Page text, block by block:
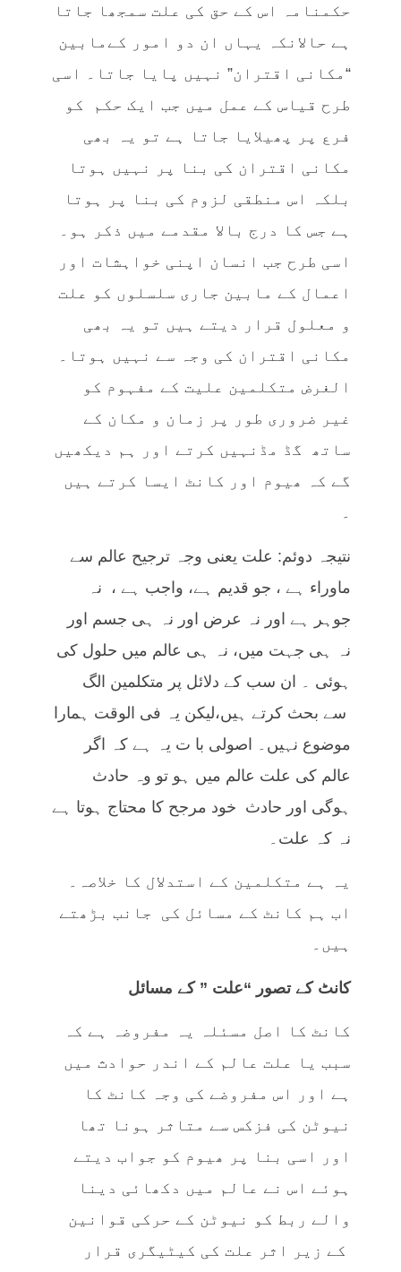
حکمنامہ اس کے حق کی علت سمجھا جاتا
ہے حالانکہ یہاں ان دو امور کےمابین
“مکانی اقتران” نہیں پایا جاتا۔ اسی
طرح قیاس کے عمل میں جب ایک حکم کو
فرع پر پھیلایا جاتا ہے تو یہ بھی
مکانی اقتران کی بنا پر نہیں ہوتا
بلکہ اس منطقی لزوم کی بنا پر ہوتا
ہے جس کا درج بالا مقدمے میں ذکر ہو۔
اسی طرح جب انسان اپنی خواہشات اور
اعمال کے مابین جاری سلسلوں کو علت
و معلول قرار دیتے ہیں تو یہ بھی
مکانی اقتران کی وجہ سے نہیں ہوتا۔
الغرض متکلمین علیت کے مفہوم کو
غیر ضروری طور پر زمان و مکان کے
ساتھ گڈ مڈنہیں کرتے اور ہم دیکھیں
گے کہ ھیوم اور کانٹ ایسا کرتے ہیں
۔
نتیجہ دوئم: علت یعنی وجہ ترجیح عالم سے
ماوراء ہے ، جو قدیم ہے، واجب ہے ، نہ
جوہر ہے اور نہ عرض اور نہ ہی جسم اور
نہ ہی جہت میں، نہ ہی عالم میں حلول کی
ہوئی ۔ ان سب کے دلائل پر متکلمین الگ
سے بحث کرتے ہیں،لیکن یہ فی الوقت ہمارا
موضوع نہیں۔ اصولی با ت یہ ہے کہ اگر
عالم کی علت عالم میں ہو تو وہ حادث
ہوگی اور حادث خود مرجح کا محتاج ہوتا ہے
نہ کہ علت۔
یہ ہے متکلمین کے استدلال کا خلاصہ۔
اب ہم کانٹ کے مسائل کی جانب بڑھتے
ہیں۔
کانٹ کے تصور “علت ” کے مسائل
کانٹ کا اصل مسئلہ یہ مفروضہ ہے کہ
سبب یا علت عالم کے اندر حوادث میں
ہے اور اس مفروضے کی وجہ کانٹ کا
نیوٹن کی فزکس سے متاثر ہونا تھا
اور اسی بنا پر ھیوم کو جواب دیتے
ہوئے اس نے عالم میں دکھائی دینا
والے ربط کو نیوٹن کے حرکی قوانین
کے زیر اثر علت کی کیٹیگری قرار